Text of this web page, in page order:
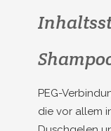
PEG-
die vor allem